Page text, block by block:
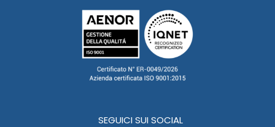
SEGUICI SUI SOCIAL